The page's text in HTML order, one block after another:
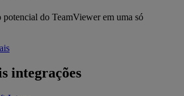
do TeamViewer em uma só
integrações